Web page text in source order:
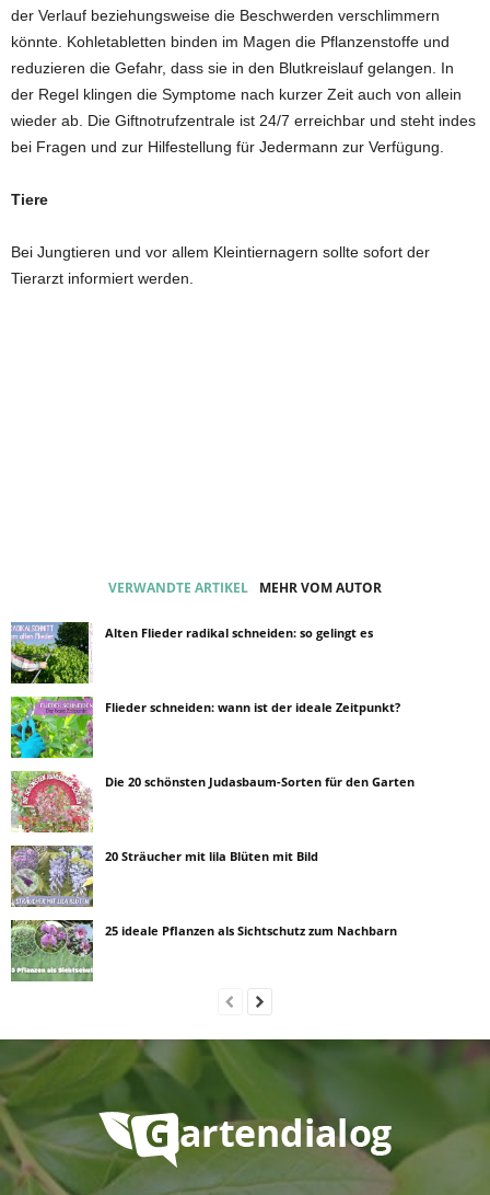
der Verlauf beziehungsweise die Beschwerden verschlimmern
könnte. Kohletabletten binden im Magen die Pflanzenstoffe und
reduzieren die Gefahr, dass sie in den Blutkreislauf gelangen. In
der Regel klingen die Symptome nach kurzer Zeit auch von allein
wieder ab. Die Giftnotrufzentrale ist 24/7 erreichbar und steht indes
bei Fragen und zur Hilfestellung für Jedermann zur Verfügung.
Tiere
Bei Jungtieren und vor allem Kleintiernagern sollte sofort der
Tierarzt informiert werden.
VERWANDTE ARTIKEL MEHR VOM AUTOR
Alten Flieder radikal schneiden: so gelingt es
Flieder schneiden: wann ist der ideale Zeitpunkt?
Die 20 schönsten Judasbaum-Sorten für den Garten
20 Sträucher mit lila Blüten mit Bild
25 ideale Pflanzen als Sichtschutz zum Nachbarn